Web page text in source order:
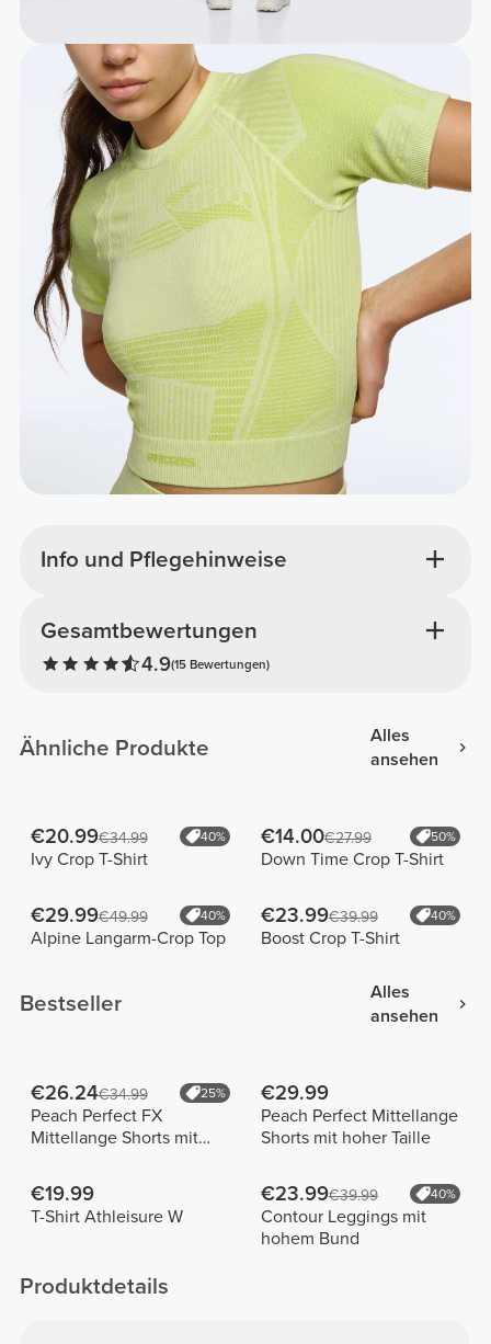
Info und Pflegehinweise
Gesamtbewertungen
4.9(15 Bewertungen)
Ähnliche Produkte
Alles
ansehen
€20.99€34.99 40%
Ivy Crop T-Shirt
€14.00€27.99 50%
Down Time Crop T-Shirt
€29.99€49.99 40%
Alpine Langarm-Crop Top
€23.99€39.99 40%
Boost Crop T-Shirt
Bestseller
Alles
ansehen
€26.24€34.99 25%
Peach Perfect FX
Mittellange Shorts mit
€29.99
Peach Perfect Mittellange
Shorts mit hoher Taille
€19.99
T-Shirt Athleisure W
€23.99€39.99 40%
Contour Leggings mit
hohem Bund
Produktdetails